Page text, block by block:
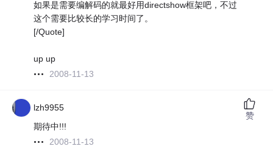
如果是需要编解码的就最好用directshow框架吧，不过
这个需要比较长的学习时间了。
[/Quote]
up up
2008-11-13
lzh9955
期待中!!!
2008-11-13
赞